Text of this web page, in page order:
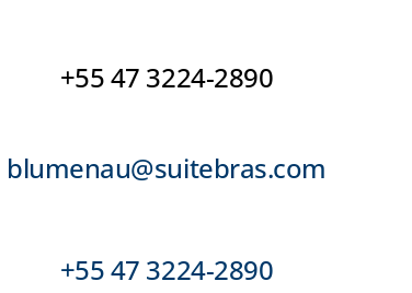
+55 47 3224-2890
blumenau@suitebras.com
+55 47 3224-2890